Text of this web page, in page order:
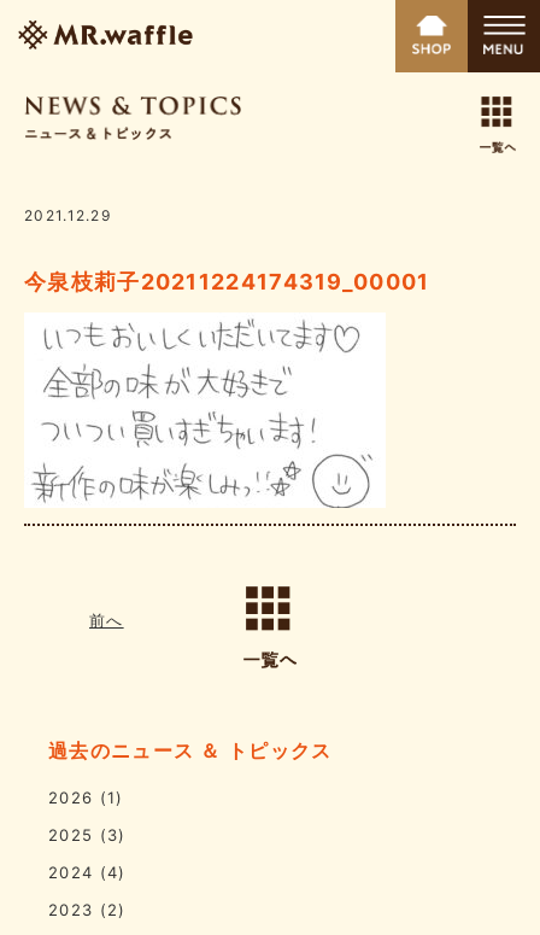
2021.12.29
今泉枝莉子20211224174319_00001
前へ
過去のニュース ＆ トピックス
2026 (1)
2025 (3)
2024 (4)
2023 (2)